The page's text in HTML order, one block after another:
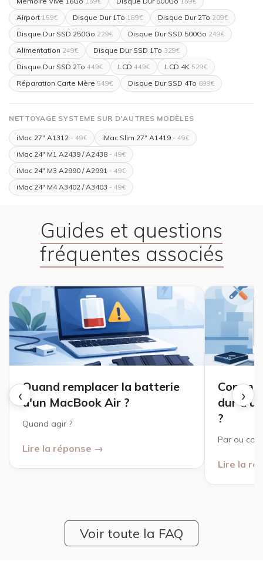
Airport 159€ Disque Dur 1To 189€ Disque Dur 2To 209€
Disque Dur SSD 250Go 229€ Disque Dur SSD 500Go 249€
Alimentation 249€ Disque Dur SSD 1To 329€
Disque Dur SSD 2To 449€ LCD 449€ LCD 4K 529€
Réparation Carte Mère 549€ Disque Dur SSD 4To 699€
NETTOYAGE SYSTEME SUR D'AUTRES MODÈLES
iMac 27" A1312 - 49€ iMac Slim 27" A1419 - 49€
iMac 24" M1 A2439 / A2438 - 49€
iMac 24" M3 A2990 / A2991 - 49€
iMac 24" M4 A3402 / A3403 - 49€
Guides et questions
fréquentes associés
‹ ›
Quand remplacer la batterie
d'un MacBook Air ?
Quand agir ?
Lire la réponse →
dur
?
Par ou
Lire la
Voir toute la FAQ